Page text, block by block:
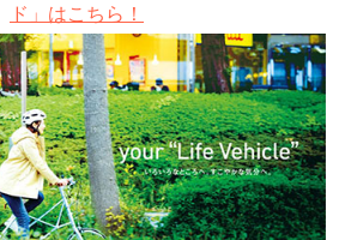
ド」はこちら！